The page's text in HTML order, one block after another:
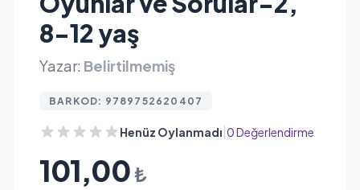
8-12 yaş
Yazar: Belirtilmemiş
BARKOD: 9789752620407
Henüz Oylanmadı 0 Değerlendirme
101,00 ₺